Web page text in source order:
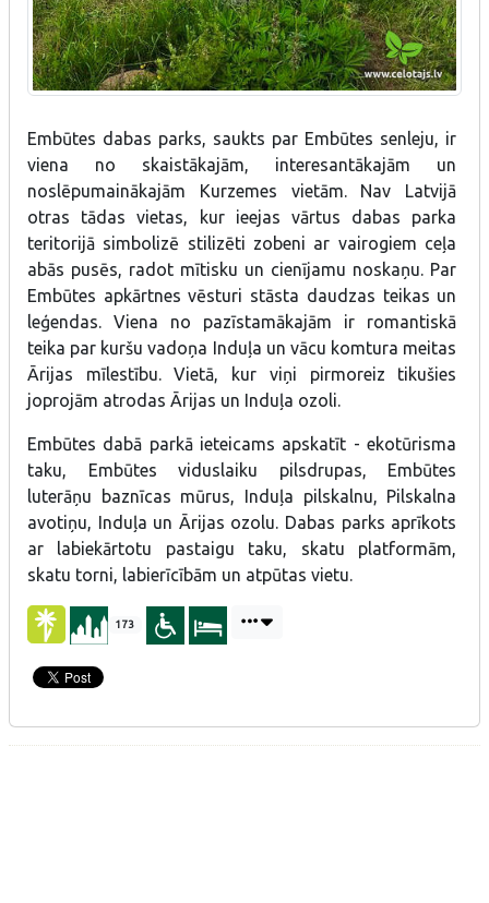
Embūtes dabas parks, saukts par Embūtes senleju, ir
viena no skaistākajām, interesantākajām un
noslēpumainākajām Kurzemes vietām. Nav Latvijā
otras tādas vietas, kur ieejas vārtus dabas parka
teritorijā simbolizē stilizēti zobeni ar vairogiem ceļa
abās pusēs, radot mītisku un cienījamu noskaņu. Par
Embūtes apkārtnes vēsturi stāsta daudzas teikas un
leģendas. Viena no pazīstamākajām ir romantiskā
teika par kuršu vadoņa Induļa un vācu komtura meitas
Ārijas mīlestību. Vietā, kur viņi pirmoreiz tikušies
joprojām atrodas Ārijas un Induļa ozoli.
Embūtes dabā parkā ieteicams apskatīt - ekotūrisma
taku, Embūtes viduslaiku pilsdrupas, Embūtes
luterāņu baznīcas mūrus, Induļa pilskalnu, Pilskalna
avotiņu, Induļa un Ārijas ozolu. Dabas parks aprīkots
ar labiekārtotu pastaigu taku, skatu platformām,
skatu torni, labierīcībām un atpūtas vietu.
173